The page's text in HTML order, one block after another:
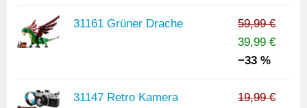
31161 Grüner Drache
59,99 €
39,99 €
−33 %
31147 Retro Kamera
19,99 €